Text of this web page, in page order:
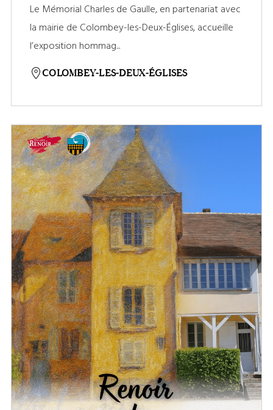
Le Mémorial Charles de Gaulle, en partenariat avec
la mairie de Colombey-les-Deux-Églises, accueille
l’exposition hommag...
COLOMBEY-LES-DEUX-ÉGLISES